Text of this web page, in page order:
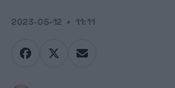
2023-05-12 11:11